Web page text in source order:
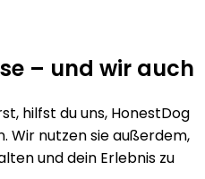
– und wir auch
hilfst du uns, HonestDog
Wir nutzen sie außerdem,
und dein Erlebnis zu